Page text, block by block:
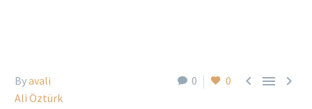
0 0   
Byavali
Ali Öztürk